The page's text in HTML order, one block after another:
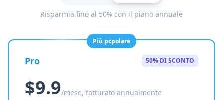
Risparmia fino al 50% con il piano annuale
Più popolare
Pro 50% DI SCONTO
$9.9/mese, fatturato annualmente